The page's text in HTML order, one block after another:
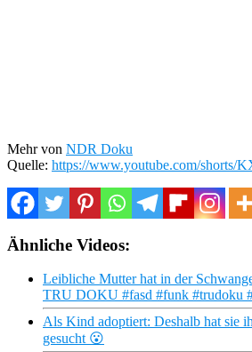
Mehr von NDR Doku
Quelle: https://www.youtube.com/shorts/
Ähnliche Videos:
Leibliche Mutter hat in der
TRU DOKU #fasd #funk #trudoku
Als Kind adoptiert: Deshalb hat sie
gesucht 😮